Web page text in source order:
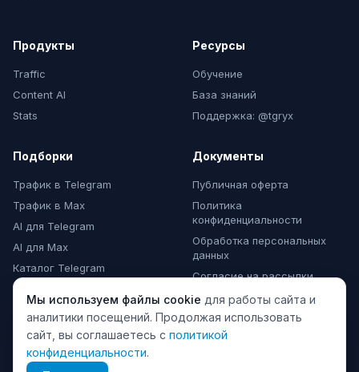
Продукты
Traffic
Content AI
Stats
Ресурсы
Обучение
База знаний
Поддержка: @tgryx
Подборки
Трафик в Telegram
Трафик в Max
AI для Telegram
AI для Max
Каталог Telegram
Каталог Max
Комментарии Max
Документы
Публичная оферта
Политика
конфиденциальности
Обработка персональных
данных
Согласие на рассылки
© 2024 TeleGraphyx. Все права защищены.
Мы используем файлы cookie для работы сайта и
аналитики посещений. Продолжая использовать
сайт, вы соглашаетесь с политикой
конфиденциальности.